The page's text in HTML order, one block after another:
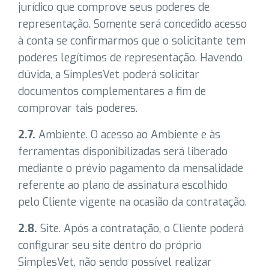
jurídico que comprove seus poderes de
representação. Somente será concedido acesso
à conta se confirmarmos que o solicitante tem
poderes legítimos de representação. Havendo
dúvida, a SimplesVet poderá solicitar
documentos complementares a fim de
comprovar tais poderes.
2.7. Ambiente. O acesso ao Ambiente e às
ferramentas disponibilizadas será liberado
mediante o prévio pagamento da mensalidade
referente ao plano de assinatura escolhido
pelo Cliente vigente na ocasião da contratação.
2.8. Site. Após a contratação, o Cliente poderá
configurar seu site dentro do próprio
SimplesVet, não sendo possível realizar